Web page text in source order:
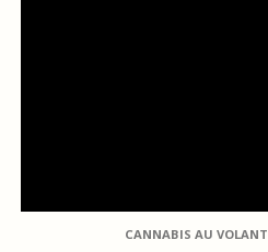
CANNABIS AU VOLANT